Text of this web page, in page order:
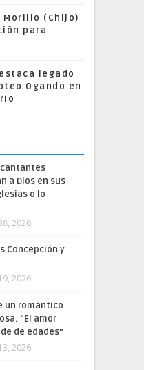
Morillo (Chijo)
para
legado
Ogando en
a Dios en sus
o lo
2026
Concepción y
2026
un romántico
“El amor
de edades”
2026